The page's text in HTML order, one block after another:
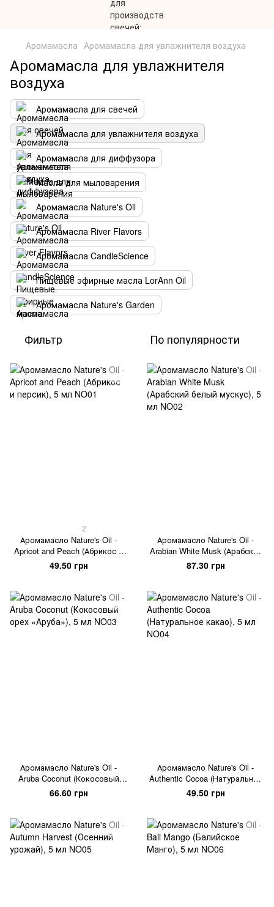
Аромамасла Аромамасла для увлажнителя воздуха
Аромамасла для увлажнителя
воздуха
Аромамасла для свечей
Аромамасла для увлажнителя воздуха
Аромамасла для диффузора
Масла для мыловарения
Аромамасла Nature's Oil
Аромамасла River Flavors
Аромамасла CandleScience
Пищевые эфирные масла LorAnn Oil
Аромамасла Nature's Garden
Фильтр По популярности
2
Аромамасло Nature's Oil -
Apricot and Peach (Абрикос и
персик), 5 мл
49.50 грн
Аромамасло Nature's Oil -
Arabian White Musk (Арабский
белый мускус), 5 мл
87.30 грн
Аромамасло Nature's Oil -
Aruba Coconut (Кокосовый
орех «Аруба»), 5 мл
66.60 грн
Аромамасло Nature's Oil -
Authentic Cocoa (Натуральное
какао), 5 мл
49.50 грн